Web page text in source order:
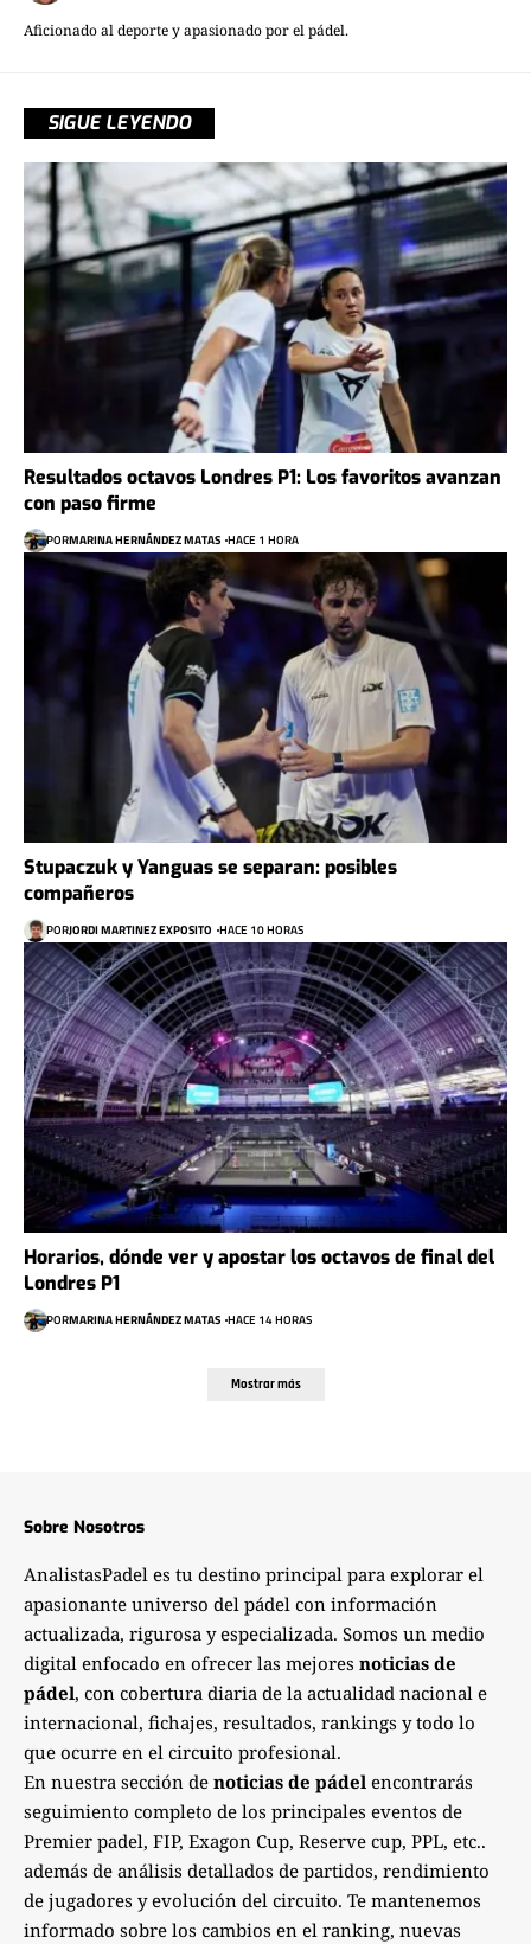
Aficionado al deporte y apasionado por el pádel.
SIGUE LEYENDO
Resultados octavos Londres P1: Los favoritos avanzan
con paso firme
PORMARINA HERNÁNDEZ MATAS HACE 1 HORA
Stupaczuk y Yanguas se separan: posibles
compañeros
PORJORDI MARTINEZ EXPOSITO HACE 10 HORAS
Horarios, dónde ver y apostar los octavos de final del
Londres P1
PORMARINA HERNÁNDEZ MATAS HACE 14 HORAS
Mostrar más
Sobre Nosotros
AnalistasPadel es tu destino principal para explorar el
apasionante universo del pádel con información
actualizada, rigurosa y especializada. Somos un medio
digital enfocado en ofrecer las mejores noticias de
pádel, con cobertura diaria de la actualidad nacional e
internacional, fichajes, resultados, rankings y todo lo
que ocurre en el circuito profesional.
En nuestra sección de noticias de pádel encontrarás
seguimiento completo de los principales eventos de
Premier padel, FIP, Exagon Cup, Reserve cup, PPL, etc..
además de análisis detallados de partidos, rendimiento
de jugadores y evolución del circuito. Te mantenemos
informado sobre los cambios en el ranking, nuevas